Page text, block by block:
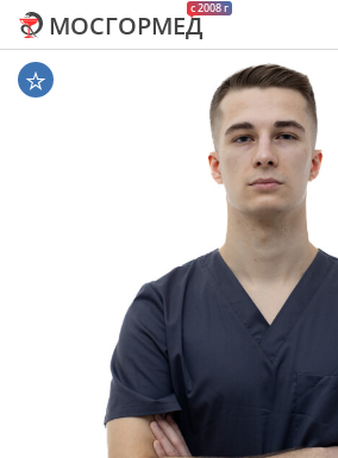
c 2008 г
МОСГОРМЕД